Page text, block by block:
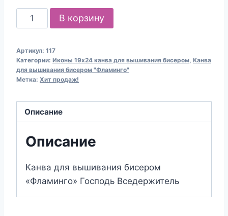
Количество
товара
для
вышивания
бисером
Господь
Вседержитель
(19х24)
В корзину
Артикул: 117
Категории: Иконы 19х24 канва для вышивания бисером Канва
для вышивания бисером "Фламинго"
Метка: Хит продаж!
Описание
Описание
Канва для вышивания бисером
«Фламинго» Господь Вседержитель